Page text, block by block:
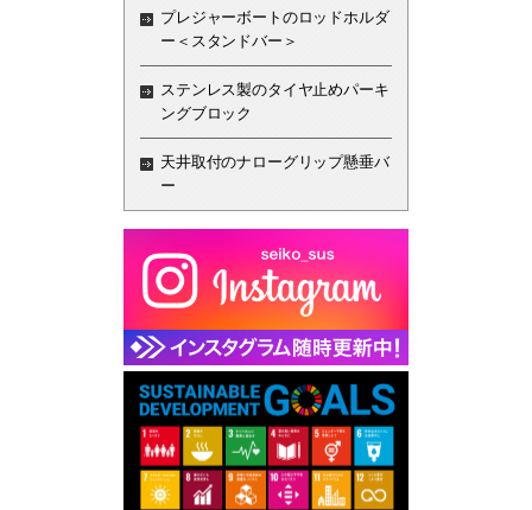
プレジャーボートのロッドホルダ
ー＜スタンドバー＞
ステンレス製のタイヤ止めパーキ
ングブロック
天井取付のナローグリップ懸垂バ
ー